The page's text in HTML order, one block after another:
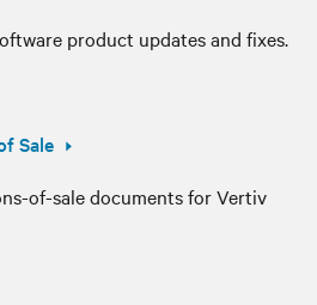
product updates and fixes.
Sale
of-sale documents for Vertiv